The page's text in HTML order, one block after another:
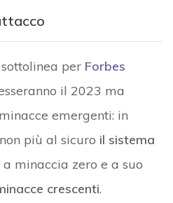
sottolinea per Forbes
il 2023 ma
emergenti: in
più al sicuro il sistema
minaccia zero e a suo
crescenti.